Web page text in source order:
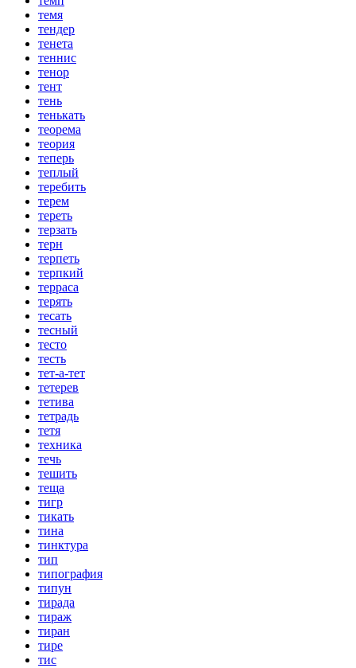
темя
тендер
тенета
теннис
тенор
тент
тень
тенькать
теорема
теория
теперь
теплый
теребить
терем
тереть
терзать
терн
терпеть
терпкий
терраса
терять
тесать
тесный
тесто
тесть
тет-а-тет
тетерев
тетива
тетрадь
тетя
техника
течь
тешить
теща
тигр
тикать
тина
тинктура
тип
типография
типун
тирада
тираж
тиран
тире
тис